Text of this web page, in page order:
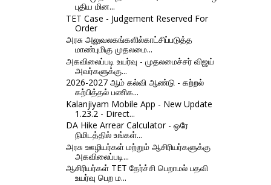
புதிய மின...
TET Case - Judgement Reserved For
Order
அரசு அலுவலகங்களில்காட்சிப்படுத்த
மாண்புமிகு முதலமை...
அகவிலைப்படி உயர்வு - முதலமைச்சர் விஜய்
அவர்களுக்கு...
2026-2027 ஆம் கல்வி ஆண்டு - கற்றல்
கற்பித்தல் பணிக...
Kalanjiyam Mobile App - New Update
1.23.2 - Direct...
DA Hike Arrear Calculator - ஒரே
நிமிடத்தில் உங்கள்...
அரசு ஊழியர்கள் மற்றும் ஆசிரியர்களுக்கு
அகவிலைப்படி...
ஆசிரியர்கள் TET தேர்ச்சி பெறாமல் பதவி
உயர்வு பெற ம...